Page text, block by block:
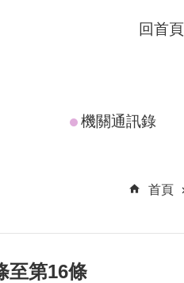
回首頁
機關通訊錄
首頁
至第16條